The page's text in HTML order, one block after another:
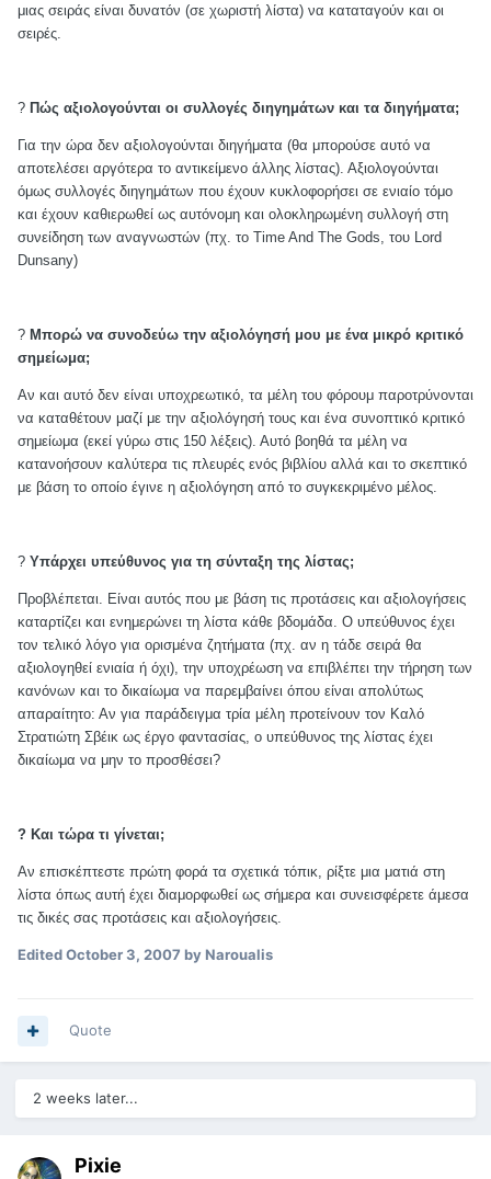
μιας σειράς είναι δυνατόν (σε χωριστή λίστα) να καταταγούν και οι
σειρές.
? Πώς αξιολογούνται οι συλλογές διηγημάτων και τα διηγήματα;
Για την ώρα δεν αξιολογούνται διηγήματα (θα μπορούσε αυτό να
αποτελέσει αργότερα το αντικείμενο άλλης λίστας). Αξιολογούνται
όμως συλλογές διηγημάτων που έχουν κυκλοφορήσει σε ενιαίο τόμο
και έχουν καθιερωθεί ως αυτόνομη και ολοκληρωμένη συλλογή στη
συνείδηση των αναγνωστών (πχ. το Time And The Gods, του Lord
Dunsany)
? Μπορώ να συνοδεύω την αξιολόγησή μου με ένα μικρό κριτικό
σημείωμα;
Αν και αυτό δεν είναι υποχρεωτικό, τα μέλη του φόρουμ παροτρύνονται
να καταθέτουν μαζί με την αξιολόγησή τους και ένα συνοπτικό κριτικό
σημείωμα (εκεί γύρω στις 150 λέξεις). Αυτό βοηθά τα μέλη να
κατανοήσουν καλύτερα τις πλευρές ενός βιβλίου αλλά και το σκεπτικό
με βάση το οποίο έγινε η αξιολόγηση από το συγκεκριμένο μέλος.
? Υπάρχει υπεύθυνος για τη σύνταξη της λίστας;
Προβλέπεται. Είναι αυτός που με βάση τις προτάσεις και αξιολογήσεις
καταρτίζει και ενημερώνει τη λίστα κάθε βδομάδα. Ο υπεύθυνος έχει
τον τελικό λόγο για ορισμένα ζητήματα (πχ. αν η τάδε σειρά θα
αξιολογηθεί ενιαία ή όχι), την υποχρέωση να επιβλέπει την τήρηση των
κανόνων και το δικαίωμα να παρεμβαίνει όπου είναι απολύτως
απαραίτητο: Αν για παράδειγμα τρία μέλη προτείνουν τον Καλό
Στρατιώτη Σβέικ ως έργο φαντασίας, ο υπεύθυνος της λίστας έχει
δικαίωμα να μην το προσθέσει?
? Και τώρα τι γίνεται;
Αν επισκέπτεστε πρώτη φορά τα σχετικά τόπικ, ρίξτε μια ματιά στη
λίστα όπως αυτή έχει διαμορφωθεί ως σήμερα και συνεισφέρετε άμεσα
τις δικές σας προτάσεις και αξιολογήσεις.
EditedOctober 3, 2007 by Naroualis
Quote
2 weeks later...
Pixie